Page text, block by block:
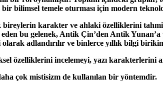
bilimsel temele oturması için modern
karakter ve ahlaki özelliklerini
bu gelenek, Antik Çin’den Antik
adlandırılır ve binlerce yıllık bilgi
özelliklerini incelemeyi, yazı karakterlerini
çok mistisizm de kullanılan bir yöntemdir.